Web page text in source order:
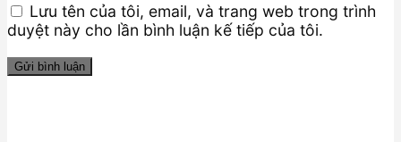
Lưu tên của tôi, email, và trang web trong trình
duyệt này cho lần bình luận kế tiếp của tôi.